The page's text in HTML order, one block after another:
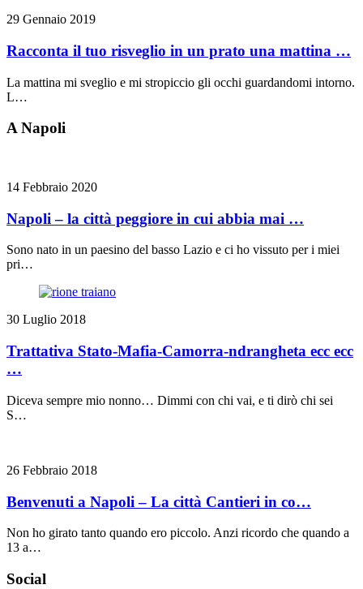
29 Gennaio 2019
Racconta il tuo risveglio in un prato una mattina …
La mattina mi sveglio e mi stropiccio gli occhi guardandomi intorno.
L…
A Napoli
14 Febbraio 2020
Napoli – la città peggiore in cui abbia mai …
Sono nato in un paesino del basso Lazio e ci ho vissuto per i miei
pri…
30 Luglio 2018
Trattativa Stato-Mafia-Camorra-ndrangheta ecc ecc
…
Diceva sempre mio nonno… Dimmi con chi vai, e ti dirò chi sei
S…
26 Febbraio 2018
Benvenuti a Napoli – La città Cantieri in co…
Non ho girato tanto quando ero piccolo. Anzi ricordo che quando a
13 a…
Social